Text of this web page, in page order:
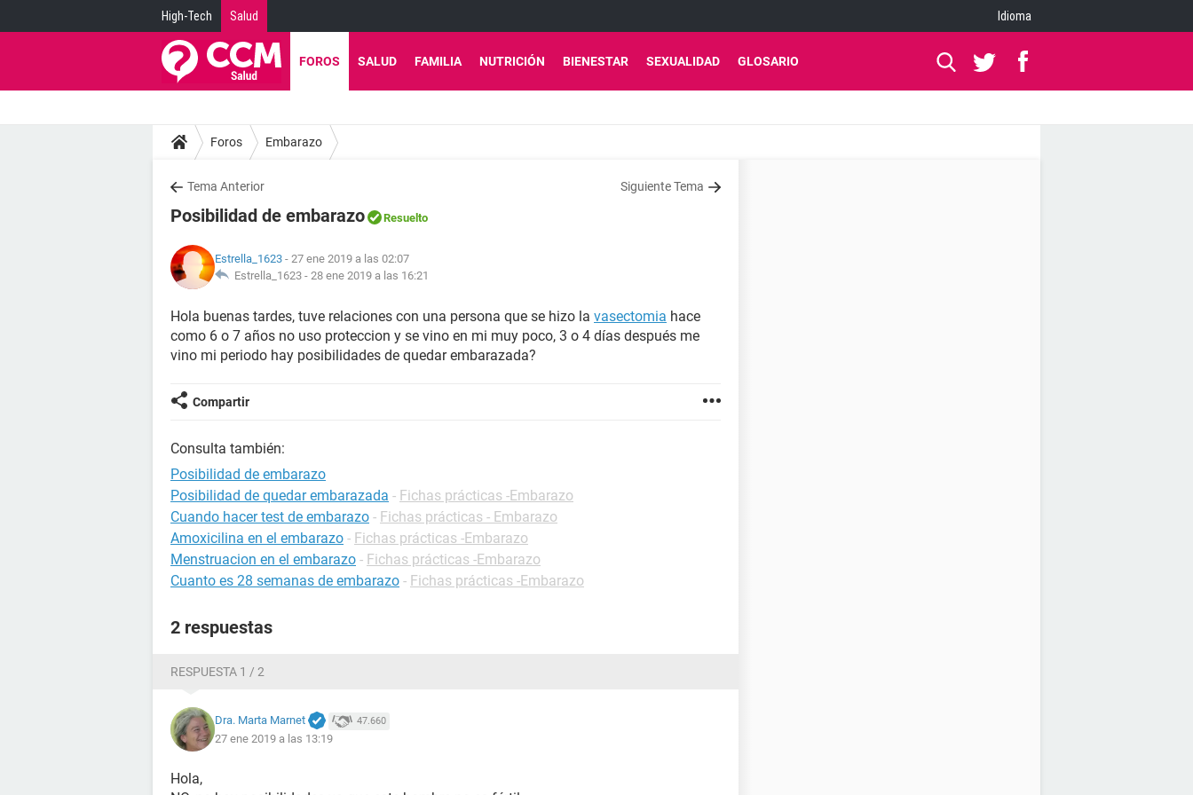
High-Tech Salud Idioma
FOROS SALUD FAMILIA NUTRICIÓN BIENESTAR SEXUALIDAD GLOSARIO
Foros Embarazo
Tema Anterior Siguiente Tema
Posibilidad de embarazo Resuelto
Estrella_1623 - 27 ene 2019 a las 02:07
Estrella_1623 - 28 ene 2019 a las 16:21
Hola buenas tardes, tuve relaciones con una persona que se hizo la vasectomia hace
como 6 o 7 años no uso proteccion y se vino en mi muy poco, 3 o 4 días después me
vino mi periodo hay posibilidades de quedar embarazada?
Compartir
Consulta también:
Posibilidad de embarazo
Posibilidad de quedar embarazada - Fichas prácticas -Embarazo
Cuando hacer test de embarazo - Fichas prácticas - Embarazo
Amoxicilina en el embarazo - Fichas prácticas -Embarazo
Menstruacion en el embarazo - Fichas prácticas -Embarazo
Cuanto es 28 semanas de embarazo - Fichas prácticas -Embarazo
2 respuestas
RESPUESTA 1 / 2
Dra. Marta Marnet 47.660
27 ene 2019 a las 13:19
Hola,